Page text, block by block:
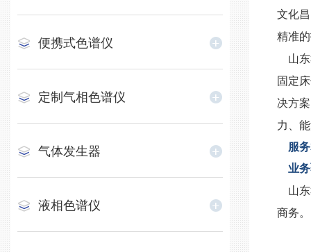
便携式色谱仪
定制气相色谱仪
气体发生器
液相色谱仪
文化
精准
山东
固定
决方
力、
服务
业务
山东
商务。